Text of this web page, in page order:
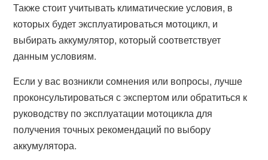
Также стоит учитывать климатические условия, в
которых будет эксплуатироваться мотоцикл, и
выбирать аккумулятор, который соответствует
данным условиям.
Если у вас возникли сомнения или вопросы, лучше
проконсультироваться с экспертом или обратиться к
руководству по эксплуатации мотоцикла для
получения точных рекомендаций по выбору
аккумулятора.